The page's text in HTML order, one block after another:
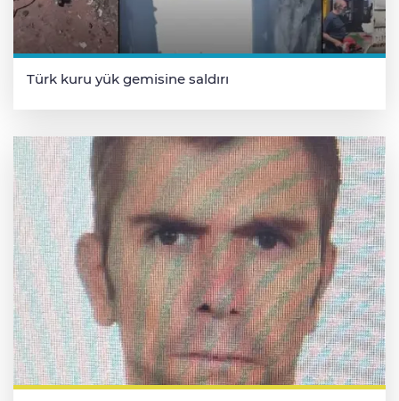
Türk kuru yük gemisine saldırı